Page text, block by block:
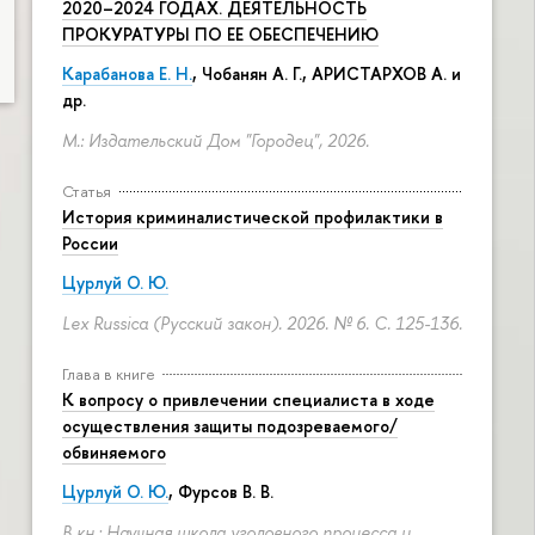
2020–2024 ГОДАХ. ДЕЯТЕЛЬНОСТЬ
ПРОКУРАТУРЫ ПО ЕЕ ОБЕСПЕЧЕНИЮ
Карабанова Е. Н., Чобанян А. Г., АРИСТАРХОВ А. и
др.
М.: Издательский Дом "Городец", 2026.
Статья
История криминалистической профилактики в
России
Цурлуй О. Ю.
Lex Russica (Русский закон). 2026. № 6. С. 125-136.
Глава в книге
К вопросу о привлечении специалиста в ходе
осуществления защиты подозреваемого/
обвиняемого
Цурлуй О. Ю., Фурсов В. В.